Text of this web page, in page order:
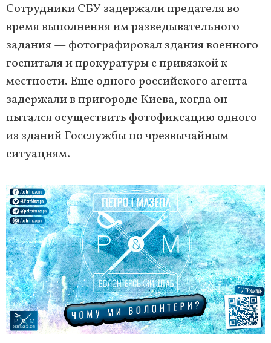
Сотрудники СБУ задержали предателя во
время выполнения им разведывательного
задания — фотографировал здания военного
госпиталя и прокуратуры с привязкой к
местности. Еще одного российского агента
задержали в пригороде Киева, когда он
пытался осуществить фотофиксацию одного
из зданий Госслужбы по чрезвычайным
ситуациям.